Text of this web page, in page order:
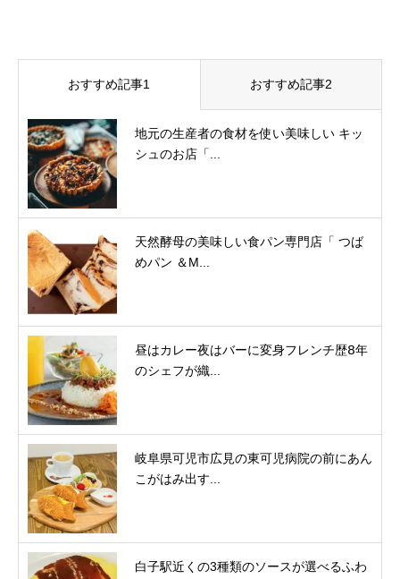
おすすめ記事1 おすすめ記事2
地元の生産者の食材を使い美味しい キッ
シュのお店「...
天然酵母の美味しい食パン専門店「 つば
めパン ＆M...
昼はカレー夜はバーに変身フレンチ歴𝟪年
のシェフが織...
岐阜県可児市広見の東可児病院の前にあん
こがはみ出す...
白子駅近くの3種類のソースが選べるふわ